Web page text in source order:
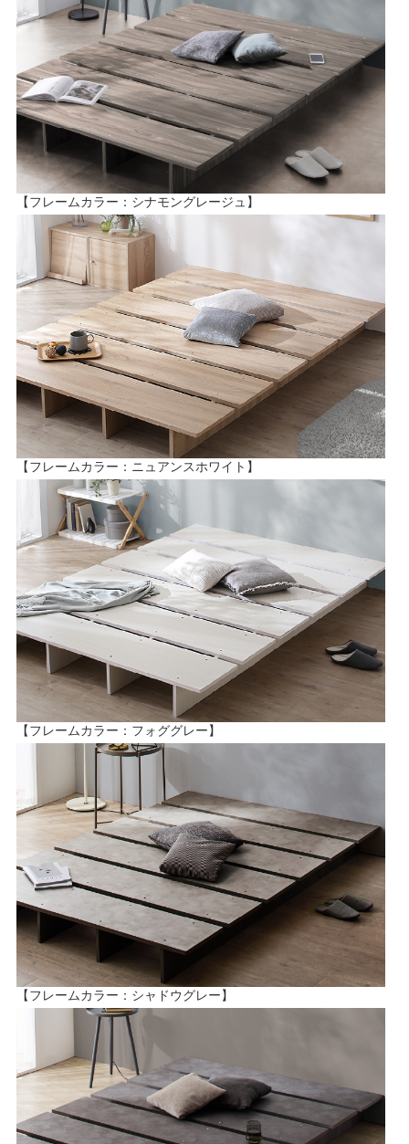
【フレームカラー：シナモングレージュ】
【フレームカラー：ニュアンスホワイト】
【フレームカラー：フォググレー】
【フレームカラー：シャドウグレー】